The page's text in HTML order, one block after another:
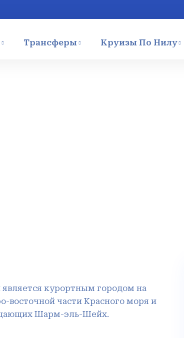
Трансферы Круизы По Нилу
курортным городом на
восточной части Красного моря и
Шарм-эль-Шейх.